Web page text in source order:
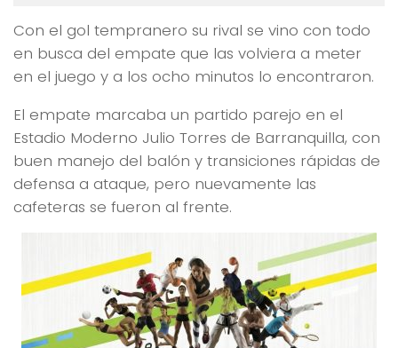
Con el gol tempranero su rival se vino con todo
en busca del empate que las volviera a meter
en el juego y a los ocho minutos lo encontraron.
El empate marcaba un partido parejo en el
Estadio Moderno Julio Torres de Barranquilla, con
buen manejo del balón y transiciones rápidas de
defensa a ataque, pero nuevamente las
cafeteras se fueron al frente.